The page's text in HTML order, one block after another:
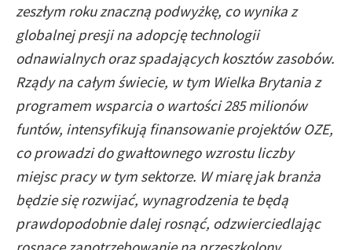
zeszłym roku znaczną podwyżkę, co wynika z
globalnej presji na adopcję technologii
odnawialnych oraz spadających kosztów zasobów.
Rządy na całym świecie, w tym Wielka Brytania z
programem wsparcia o wartości 285 milionów
funtów, intensyfikują finansowanie projektów OZE,
co prowadzi do gwałtownego wzrostu liczby
miejsc pracy w tym sektorze. W miarę jak branża
będzie się rozwijać, wynagrodzenia te będą
prawdopodobnie dalej rosnąć, odzwierciedlając